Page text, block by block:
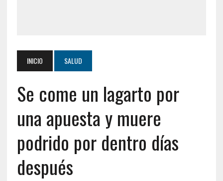
INICIO SALUD
Se come un lagarto por
una apuesta y muere
podrido por dentro días
después